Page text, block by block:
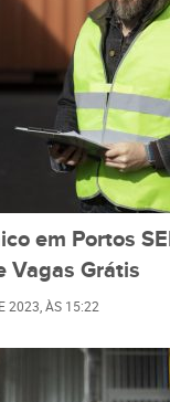
em Portos
Vagas Grátis
2023 , ÀS 15:22